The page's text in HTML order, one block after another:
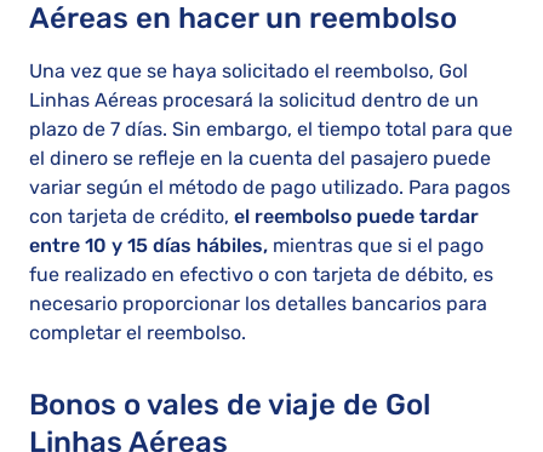
Aéreas en hacer un reembolso
Una vez que se haya solicitado el reembolso, Gol
Linhas Aéreas procesará la solicitud dentro de un
plazo de 7 días. Sin embargo, el tiempo total para que
el dinero se refleje en la cuenta del pasajero puede
variar según el método de pago utilizado. Para pagos
con tarjeta de crédito, el reembolso puede tardar
entre 10 y 15 días hábiles, mientras que si el pago
fue realizado en efectivo o con tarjeta de débito, es
necesario proporcionar los detalles bancarios para
completar el reembolso.
Bonos o vales de viaje de Gol
Linhas Aéreas